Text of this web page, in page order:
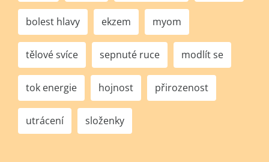
bolest hlavy ekzem myom
tělové svíce sepnuté ruce modlít se
tok energie hojnost přirozenost
utrácení složenky